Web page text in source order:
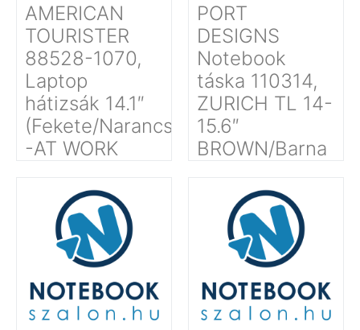
AMERICAN
TOURISTER
88528-1070,
Laptop
hátizsák 14.1″
(Fekete/Narancssárga)
-AT WORK
PORT
DESIGNS
Notebook
táska 110314,
ZURICH TL 14-
15.6″
BROWN/Barna